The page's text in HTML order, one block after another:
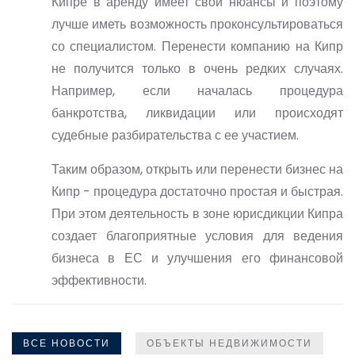
лучше иметь возможность проконсультироваться
со специалистом. Перенести компанию на Кипр
не получится только в очень редких случаях.
Например, если началась процедура
банкротства, ликвидации или происходят
судебные разбирательства с ее участием.
Таким образом, открыть или перенести бизнес на
Кипр - процедура достаточно простая и быстрая.
При этом деятельность в зоне юрисдикции Кипра
создает благоприятные условия для ведения
бизнеса в ЕС и улучшения его финансовой
эффективности.
ВСЕ НОВОСТИ ОБЪЕКТЫ НЕДВИЖИМОСТИ